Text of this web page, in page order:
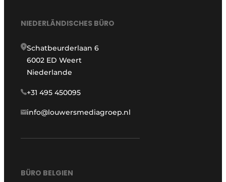
NIEDERLÄNDISCHES BÜRO
Schatbeurderlaan 6
6002 ED Weert
Niederlande
+31 495 450095
info@louwersmediagroep.nl
BÜRO BELGIEN